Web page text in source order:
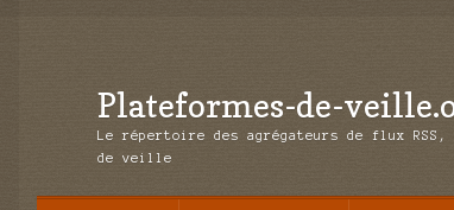
Aller
à
Aller
au
Plateformes-de-
Le répertoire des agrégateurs de flux
de veille